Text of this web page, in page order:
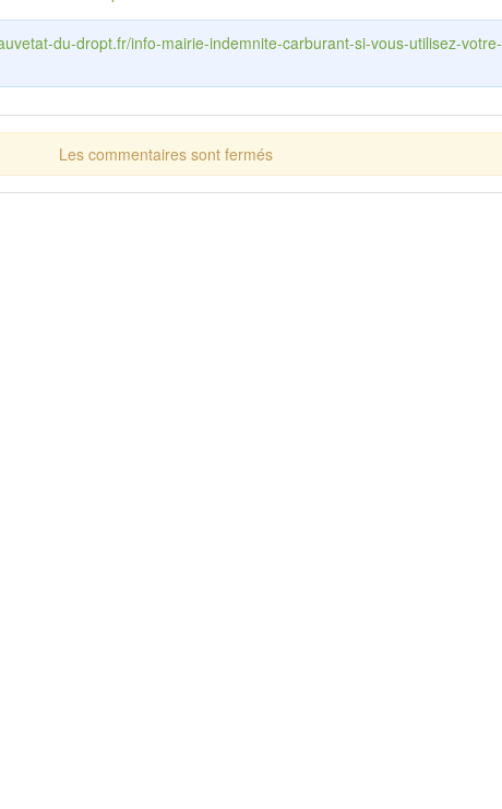
du-dropt.fr/info-mairie-indemnite-carburant-si-vous-utilisez-votre-
Les commentaires sont fermés